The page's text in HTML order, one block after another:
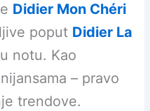
Didier Mon Chéri
poput Didier La
notu. Kao
– pravo
trendove.